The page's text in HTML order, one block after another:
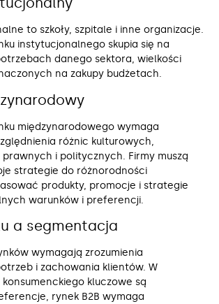
to szkoły, szpitale i inne organizacje.
instytucjonalnego skupia się na
danego sektora, wielkości
na zakupy budżetach.
międzynarodowego wymaga
różnic kulturowych,
i politycznych. Firmy muszą
strategie do różnorodności
produkty, promocje i strategie
warunków i preferencji.
a segmentacja
wymagają zrozumienia
i zachowania klientów. W
kluczowe są
rynek B2B wymaga